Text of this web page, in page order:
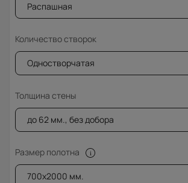
Распашная
Количество створок
Одностворчатая
Толщина стены
до 62 мм., без добора
Размер полотна
700x2000 мм.